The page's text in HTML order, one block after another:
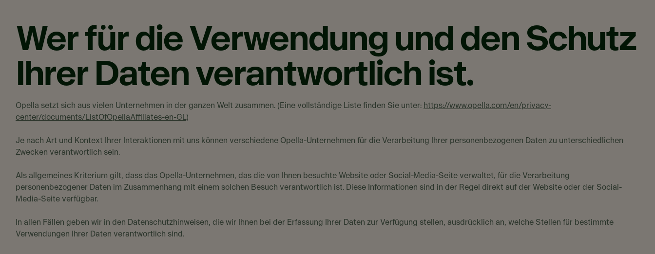
Wer für die Verwendung und den Schutz
Ihrer Daten verantwortlich ist.
Opella setzt sich aus vielen Unternehmen in der ganzen Welt zusammen. (Eine vollständige Liste finden Sie unter: https://www.opella.com/en/privacy-
center/documents/ListOfOpellaAffiliates-en-GL)
Je nach Art und Kontext Ihrer Interaktionen mit uns können verschiedene Opella-Unternehmen für die Verarbeitung Ihrer personenbezogenen Daten zu unterschiedlichen
Zwecken verantwortlich sein.
Als allgemeines Kriterium gilt, dass das Opella-Unternehmen, das die von Ihnen besuchte Website oder Social-Media-Seite verwaltet, für die Verarbeitung
personenbezogener Daten im Zusammenhang mit einem solchen Besuch verantwortlich ist. Diese Informationen sind in der Regel direkt auf der Website oder der Social-
Media-Seite verfügbar.
In allen Fällen geben wir in den Datenschutzhinweisen, die wir Ihnen bei der Erfassung Ihrer Daten zur Verfügung stellen, ausdrücklich an, welche Stellen für bestimmte
Verwendungen Ihrer Daten verantwortlich sind.